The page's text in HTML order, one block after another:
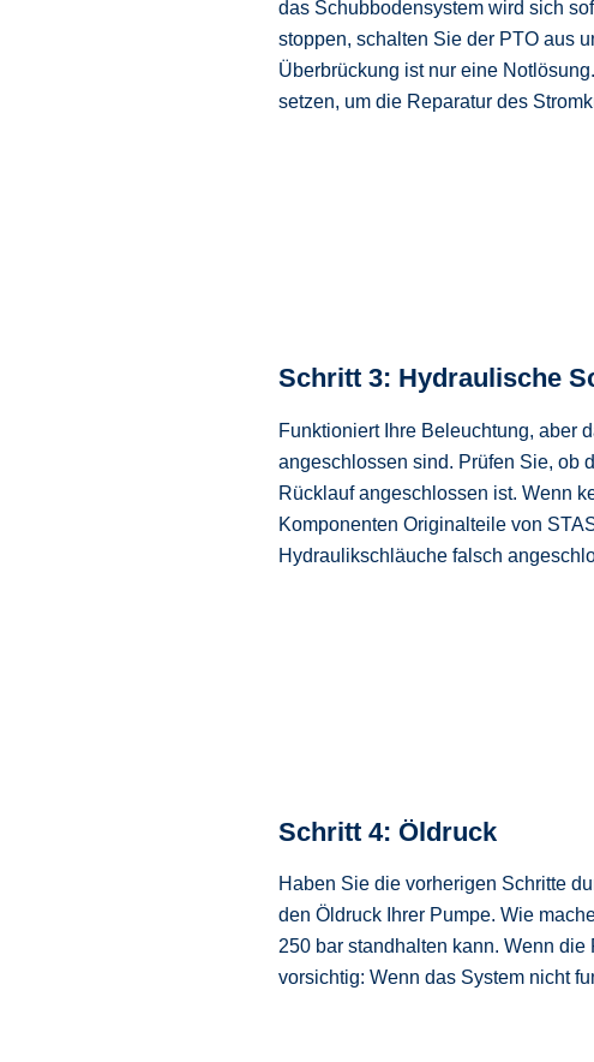
das Schubbodensystem wird sich
stoppen, schalten Sie der PTO aus
Überbrückung ist nur eine
setzen, um die Reparatur des
Schritt 3: Hydraulische
Funktioniert Ihre Beleuchtung, aber
angeschlossen sind. Prüfen Sie, ob
Rücklauf angeschlossen ist. Wenn
Komponenten Originalteile von
Hydraulikschläuche falsch
Schritt 4: Öldruck
Haben Sie die vorherigen Schritte
den Öldruck Ihrer Pumpe. Wie
250 bar standhalten kann. Wenn
vorsichtig: Wenn das System nicht